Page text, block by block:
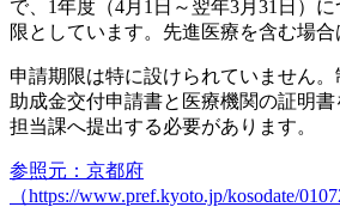
で、1年度（4月1日～翌年3月31日）に
限としています。先進医療を含む場合
申請期限は特に設けられていません。
助成金交付申請書と医療機関の証明
担当課へ提出する必要があります。
参照元：京都府
（https://www.pref.kyoto.jp/kosodate/